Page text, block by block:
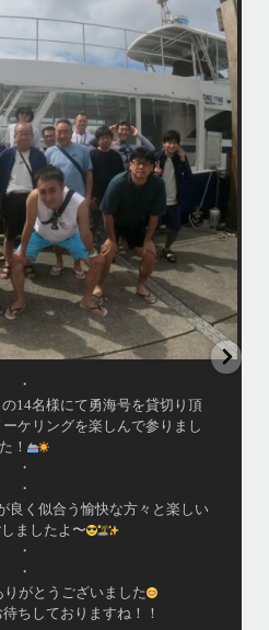
エールウォッチングツアーは3/31で終
社さんのチャーターでラストウォッチ
少ないですが有難い事にダイビング船
ジラを観察する事ができました
•
で、産まれて間も無い子クジラと母ク
景は神秘的でしたよ〜
•...
4月 7
ホエールウォッチングツアーへ
来ました
•
てのホエールウォッチングツア
すが、提携の旅行会社さんのチ
ウォッチングへ
ジラが少ないですが有難い事に
き無事に親子クジラを観察する
きました
•
海は凪で、産まれて間も無い子
って泳ぐ光景は神秘的でした